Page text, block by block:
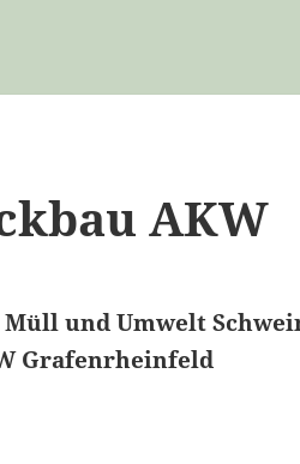
AKW
und Umwelt
Grafenrheinfeld